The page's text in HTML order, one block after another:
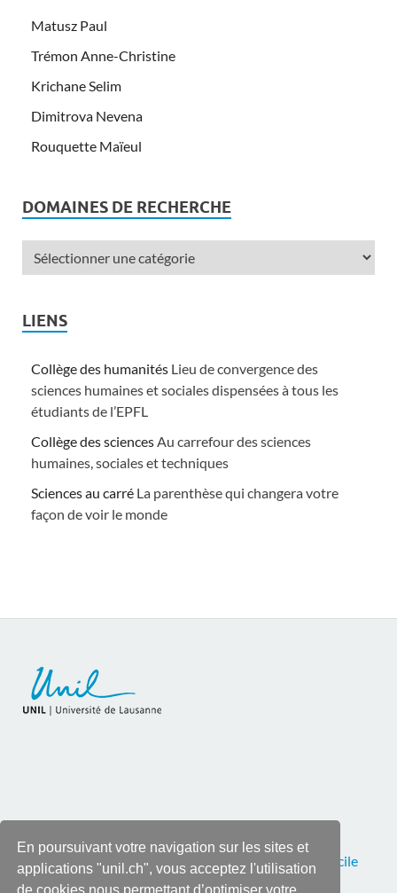
En poursuivant votre navigation sur les sites et
applications "unil.ch", vous acceptez l'utilisation
de cookies nous permettant d’optimiser votre
Matusz Paul
Trémon Anne-Christine
Krichane Selim
Dimitrova Nevena
Rouquette Maïeul
DOMAINES DE RECHERCHE
LIENS
Collège des humanités Lieu de convergence des
sciences humaines et sociales dispensées à tous les
étudiants de l’EPFL
Collège des sciences Au carrefour des sciences
humaines, sociales et techniques
Sciences au carré La parenthèse qui changera votre
façon de voir le monde
Pour toutes corrections ou remarques, contactez
Cécile
Roy
, tél. 021 692 28 90